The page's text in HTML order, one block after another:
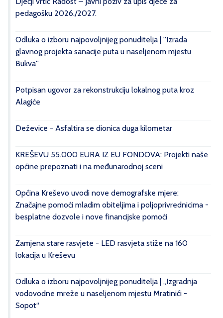
pedagošku 2026./2027.
Odluka o izboru najpovoljnijeg ponuditelja | ''Izrada
glavnog projekta sanacije puta u naseljenom mjestu
Bukva''
Potpisan ugovor za rekonstrukciju lokalnog puta kroz
Alagiće
Deževice - Asfaltira se dionica duga kilometar
KREŠEVU 55.000 EURA IZ EU FONDOVA: Projekti naše
općine prepoznati i na međunarodnoj sceni
Općina Kreševo uvodi nove demografske mjere:
Značajne pomoći mladim obiteljima i poljoprivrednicima -
besplatne dozvole i nove financijske pomoći
Zamjena stare rasvjete - LED rasvjeta stiže na 160
lokacija u Kreševu
Odluka o izboru najpovoljnijeg ponuditelja | „Izgradnja
vodovodne mreže u naseljenom mjestu Mratinići -
Sopot“